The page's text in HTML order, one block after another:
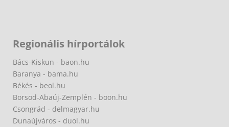
Regionális hírportálok
Bács-Kiskun - baon.hu
Baranya - bama.hu
Békés - beol.hu
Borsod-Abaúj-Zemplén - boon.hu
Csongrád - delmagyar.hu
Dunaújváros - duol.hu